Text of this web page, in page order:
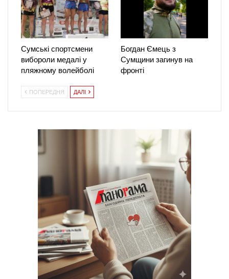
Сумські спортсмени
вибороли медалі у
пляжному волейболі
Богдан Ємець з
Сумщини загинув на
фронті
ПОПЕРЕДНЯ ДАЛІ